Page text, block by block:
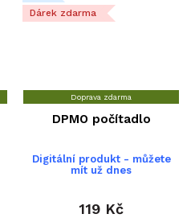
Dárek zdarma
Doprava zdarma
DPMO počítadlo
Digitální produkt - můžete
mít už dnes
119 Kč